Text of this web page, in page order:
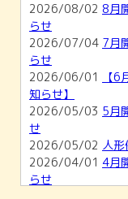
2026/08/02 8月
らせ
2026/07/04 7月
らせ
2026/06/01
【
知らせ】
2026/05/03 5月
せ
2026/05/02 人
2026/04/01 4月
らせ